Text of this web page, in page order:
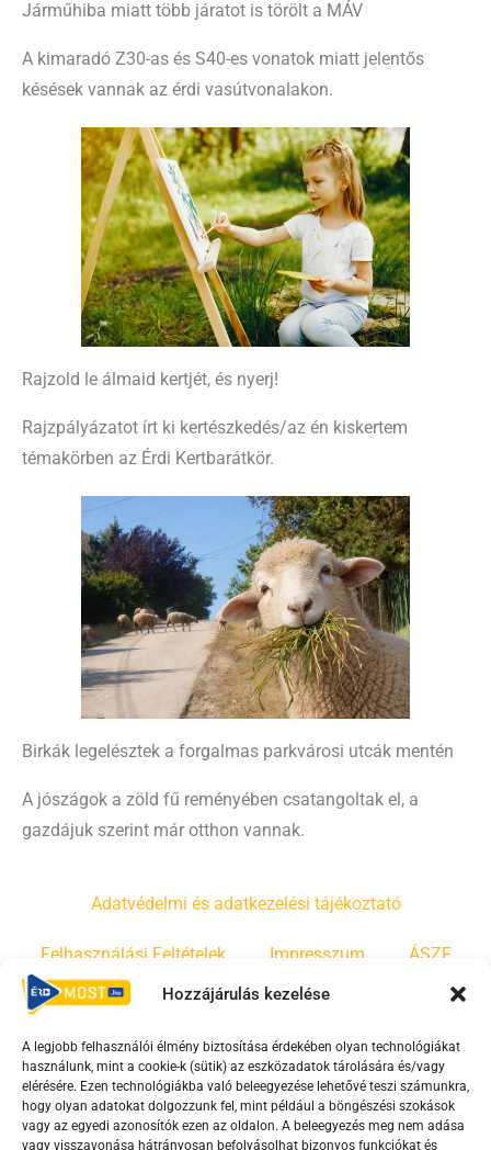
Hozzájárulás kezelése
A legjobb felhasználói élmény biztosítása érdekében olyan technológiákat
használunk, mint a cookie-k (sütik) az eszközadatok tárolására és/vagy
elérésére. Ezen technológiákba való beleegyezése lehetővé teszi számunkra,
hogy olyan adatokat dolgozzunk fel, mint például a böngészési szokások
vagy az egyedi azonosítók ezen az oldalon. A beleegyezés meg nem adása
vagy visszavonása hátrányosan befolyásolhat bizonyos funkciókat és
Járműhiba miatt több járatot is törölt a MÁV
A kimaradó Z30-as és S40-es vonatok miatt jelentős
késések vannak az érdi vasútvonalakon.
Rajzold le álmaid kertjét, és nyerj!
Rajzpályázatot írt ki kertészkedés/az én kiskertem
témakörben az Érdi Kertbarátkör.
Birkák legelésztek a forgalmas parkvárosi utcák mentén
A jószágok a zöld fű reményében csatangoltak el, a
gazdájuk szerint már otthon vannak.
Adatvédelmi és adatkezelési tájékoztató
Felhasználási Feltételek Impresszum ÁSZF
Irányelvek Moderálási szabályzat
F
a
c
Y
o
u
T
i
k